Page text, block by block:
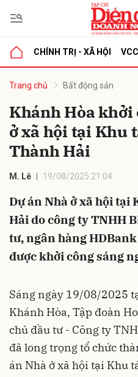
CHÍNH TRỊ - XÃ HỘI VCCI
Trang chủ Bất động sản
Khánh Hòa khởi
ở xã hội tại Khu
Thành Hải
M. Lê 19/08/2025 21:04
Dự án Nhà ở xã hội
Hải do công ty TNHH
tư, ngân hàng
được khởi công sáng
Sáng ngày 19/08/2025
Khánh Hòa, Tập đoàn
chủ đầu tư - Công ty
đã long trọng tổ chức
án Nhà ở xã hội tại Khu
luận